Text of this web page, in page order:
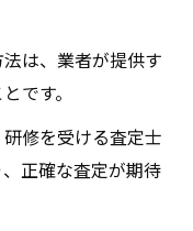
は、業者が提供す
です。
修を受ける査定士
正確な査定が期待